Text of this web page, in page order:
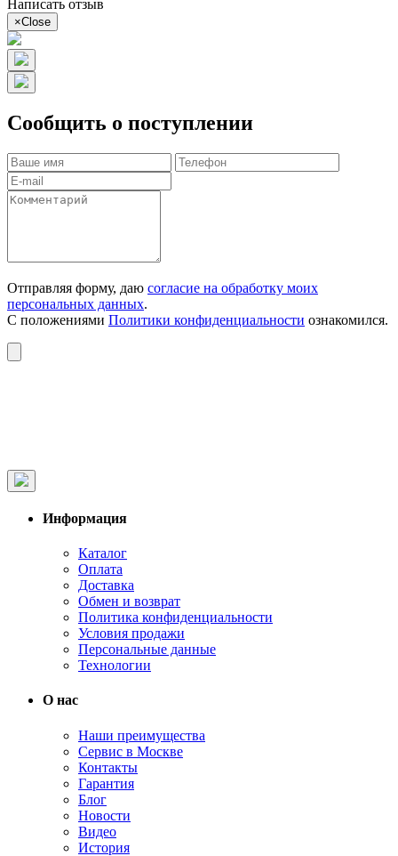
Написать отзыв
×Close
Сообщить о поступлении
Отправляя форму, даю согласие на обработку моих
персональных данных.
С положениями Политики конфиденциальности ознакомился.
Информация
Каталог
Оплата
Доставка
Обмен и возврат
Политика конфиденциальности
Условия продажи
Персональные данные
Технологии
О нас
Наши преимущества
Сервис в Москве
Контакты
Гарантия
Блог
Новости
Видео
История